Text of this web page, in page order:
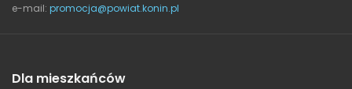
e-mail: promocja@powiat.konin.pl
Dla mieszkańców